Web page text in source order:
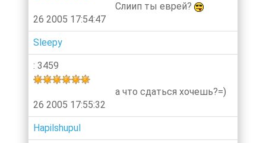
26 2005 17:54:47
Слиип ты еврей?
Sleepy
: 3459
26 2005 17:55:32
а что сдаться хочешь?=)
Hapilshupul